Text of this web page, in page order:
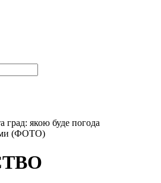
град: якою буде погода
(ФОТО)